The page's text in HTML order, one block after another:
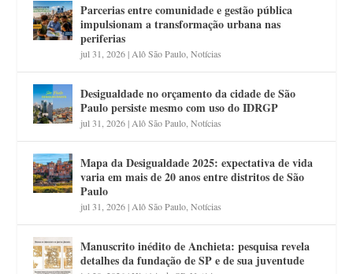
Parcerias entre comunidade e gestão pública
impulsionam a transformação urbana nas
periferias
jul 31, 2026| Alô São Paulo ,Notícias
Desigualdade no orçamento da cidade de São
Paulo persiste mesmo com uso do IDRGP
jul 31, 2026| Alô São Paulo ,Notícias
Mapa da Desigualdade 2025: expectativa de vida
varia em mais de 20 anos entre distritos de São
Paulo
jul 31, 2026| Alô São Paulo ,Notícias
Manuscrito inédito de Anchieta: pesquisa revela
detalhes da fundação de SP e de sua juventude